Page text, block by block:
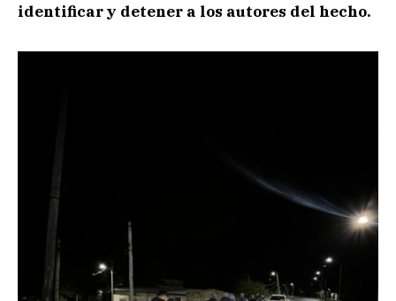
identificar y detener a los autores del hecho.